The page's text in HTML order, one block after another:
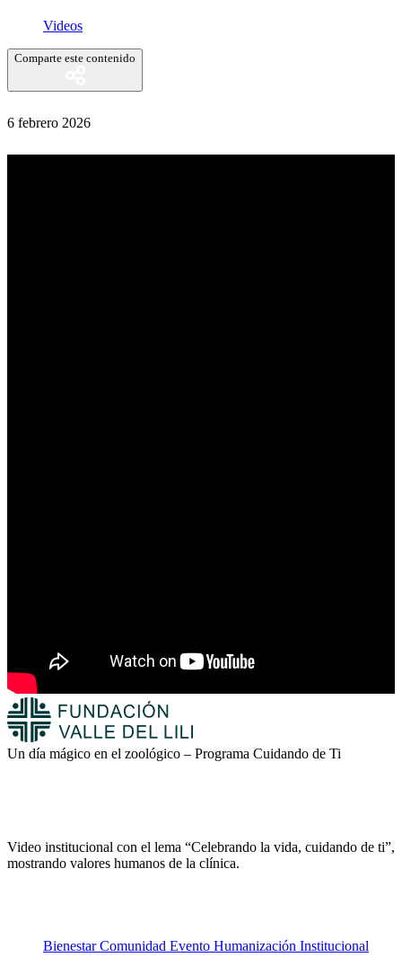
Videos
Comparte este contenido
6 febrero 2026
Un día mágico en el zoológico – Programa Cuidando de Ti
Video institucional con el lema “Celebrando la vida, cuidando de ti”,
mostrando valores humanos de la clínica.
BienestarComunidad Evento Humanización Institucional